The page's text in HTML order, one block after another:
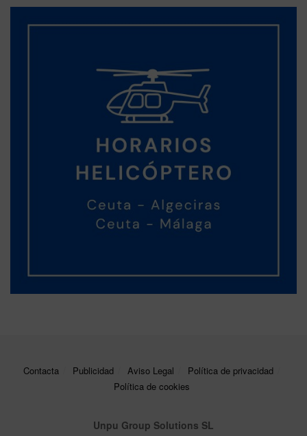
Contacta Publicidad Aviso Legal
Política de privacidad
Política de cookies
Unpu Group Solutions SL